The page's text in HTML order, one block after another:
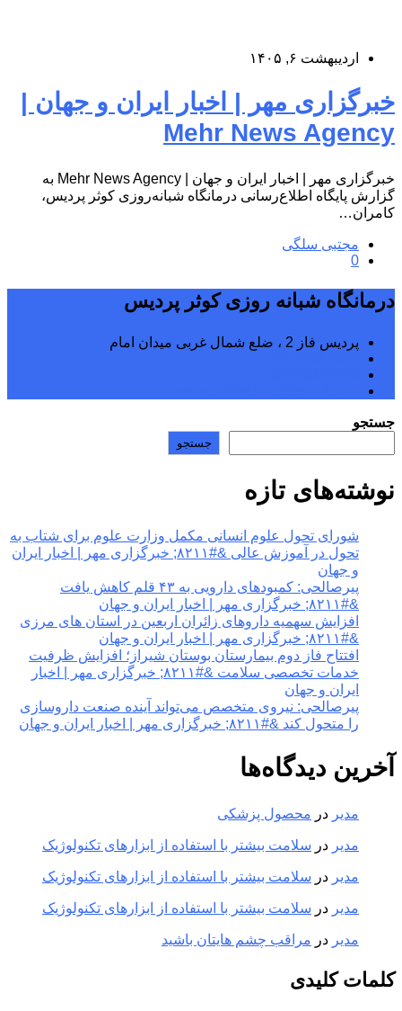
اردیبهشت ۶, ۱۴۰۵
خبرگزاری مهر | اخبار ایران و جهان |
Mehr News Agency
خبرگزاری مهر | اخبار ایران و جهان | Mehr News Agency به
گزارش پایگاه اطلاع‌رسانی درمانگاه شبانه‌روزی کوثر پردیس،
کامران…
مجتبی سلگی
0
درمانگاه شبانه روزی کوثر پردیس
پردیس فاز 2 ، ضلع شمال غربی میدان امام
جستجو
جستجو
نوشته‌های تازه
شورای تحول علوم انسانی مکمل وزارت علوم برای شتاب به
تحول در آموزش عالی &#۸۲۱۱; خبرگزاری مهر | اخبار ایران
و جهان
پیرصالحی: کمبودهای دارویی به ۴۳ قلم کاهش یافت
&#۸۲۱۱; خبرگزاری مهر | اخبار ایران و جهان
افزایش سهمیه داروهای زائران اربعین در استان های مرزی
&#۸۲۱۱; خبرگزاری مهر | اخبار ایران و جهان
افتتاح فاز دوم بیمارستان بوستان شیراز؛ افزایش ظرفیت
خدمات تخصصی سلامت &#۸۲۱۱; خبرگزاری مهر | اخبار
ایران و جهان
پیرصالحی: نیروی متخصص می‌تواند آینده صنعت داروسازی
را متحول کند &#۸۲۱۱; خبرگزاری مهر | اخبار ایران و جهان
آخرین دیدگاه‌ها
مدیر در محصول پزشکی
مدیر در سلامت بیشتر با استفاده از ابزارهای تکنولوژیک
مدیر در سلامت بیشتر با استفاده از ابزارهای تکنولوژیک
مدیر در سلامت بیشتر با استفاده از ابزارهای تکنولوژیک
مدیر در مراقب چشم هایتان باشید
کلمات کلیدی